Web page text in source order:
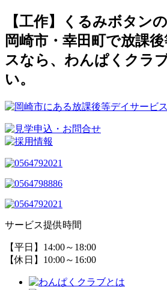
【工作】くるみボタン
岡崎市・幸田町で放課
スなら、わんぱくクラ
い。
サービス提供時間
【平日】14:00～18:00
【休日】10:00～16:00